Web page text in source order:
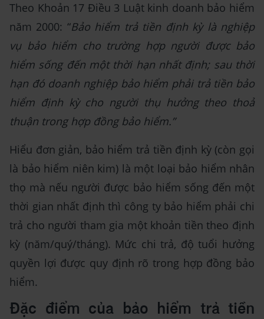
Theo Khoản 17 Điều 3 Luật kinh doanh bảo hiểm
năm 2000: “Bảo hiểm trả tiền định kỳ là nghiệp
vụ bảo hiểm cho trường hợp người được bảo
hiểm sống đến một thời hạn nhất định; sau thời
hạn đó doanh nghiệp bảo hiểm phải trả tiền bảo
hiểm định kỳ cho người thụ hưởng theo thoả
thuận trong hợp đồng bảo hiểm.”
Hiểu đơn giản, bảo hiểm trả tiền định kỳ (còn gọi
là bảo hiểm niên kim) là một loại bảo hiểm nhân
thọ mà nếu người được bảo hiểm sống đến một
thời gian nhất định thì công ty bảo hiểm phải chi
trả cho người tham gia một khoản tiền theo định
kỳ (năm/quý/tháng). Mức chi trả, độ tuổi hưởng
quyền lợi được quy định rõ trong hợp đồng bảo
hiểm.
Đặc điểm của bảo hiểm trả tiền